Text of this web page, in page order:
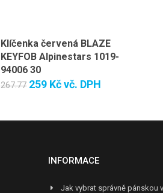
Klíčenka červená BLAZE
KEYFOB Alpinestars 1019-
94006 30
267.77 259 Kč vč. DPH
INFORMACE
Jak vybrat správně pánskou